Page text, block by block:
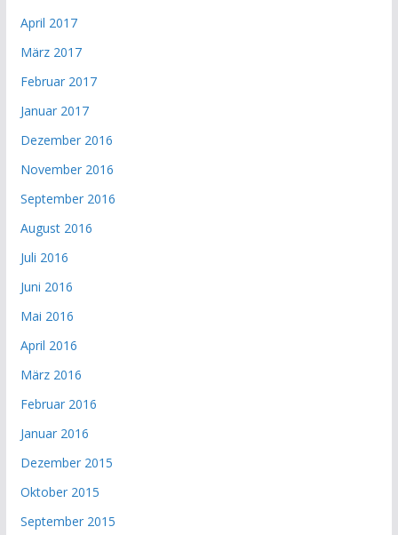
April 2017
März 2017
Februar 2017
Januar 2017
Dezember 2016
November 2016
September 2016
August 2016
Juli 2016
Juni 2016
Mai 2016
April 2016
März 2016
Februar 2016
Januar 2016
Dezember 2015
Oktober 2015
September 2015